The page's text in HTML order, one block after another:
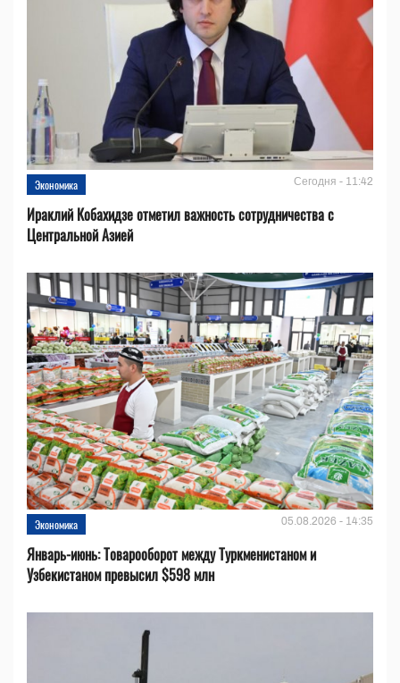
Экономика Сегодня - 11:42
Ираклий Кобахидзе отметил важность сотрудничества с
Центральной Азией
Экономика 05.08.2026 - 14:35
Январь-июнь: Товарооборот между Туркменистаном и
Узбекистаном превысил $598 млн